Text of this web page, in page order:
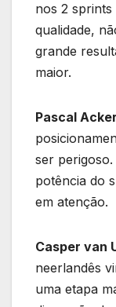
nos 2 sprints
qualidade,
grande
maior.
Pascal
ser
potência do
em atenção.
Casper van
neerlandês
uma etapa